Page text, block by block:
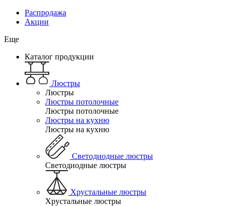
Распродажа
Акции
Еще
Каталог продукции
Люстры
Люстры
Люстры потолочные
Люстры потолочные
Люстры на кухню
Люстры на кухню
Светодиодные люстры
Светодиодные люстры
Хрустальные люстры
Хрустальные люстры